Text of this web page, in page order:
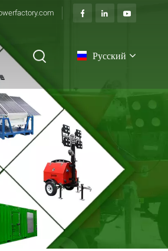
Русский
français
Deutsch
italiano
русский
español